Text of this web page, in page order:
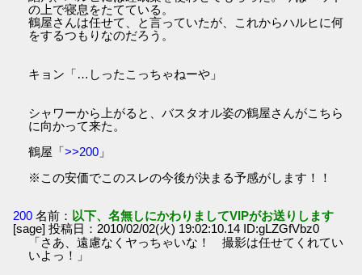
の上で寝息をたてている。
鶴屋さんは任せて、と言っていたが、これからハルヒに何
をするつもりなのだろう。
キョン「…しったこっちゃねーや」
シャワーから上がると、バスタオル姿の鶴屋さんがこちら
に向かって来た。
鶴屋「>>200 」
※この安価でこのスレの今後が決まる予感がします！！
200 名前： 以下、名無しにかわりましてVIPがお送りします
[sage] 投稿日：2010/02/02(火) 19:02:10.14 ID:gLZGfVbz0
「さあ、遠慮なくヤっちゃいな！ 撮影は任せてくれてい
いよっ！」